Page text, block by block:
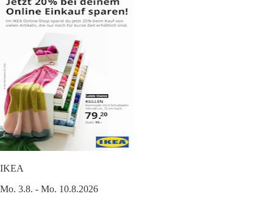
IKEA
Mo. 3.8. - Mo. 10.8.2026